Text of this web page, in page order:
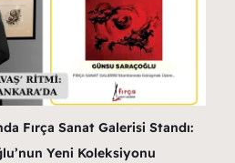
Fırça Sanat Galerisi Standı:
Yeni Koleksiyonu